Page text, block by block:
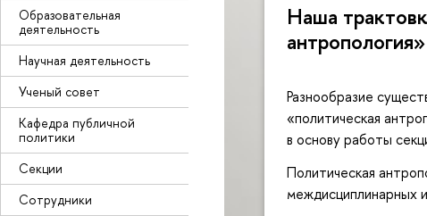
Образовательная
деятельность
Научная деятельность
Ученый совет
Кафедра публичной
политики
Секции
Сотрудники
Наша
антропология»
Разнообразие
«политическая
в основу работы
Политическая
междисциплинарных